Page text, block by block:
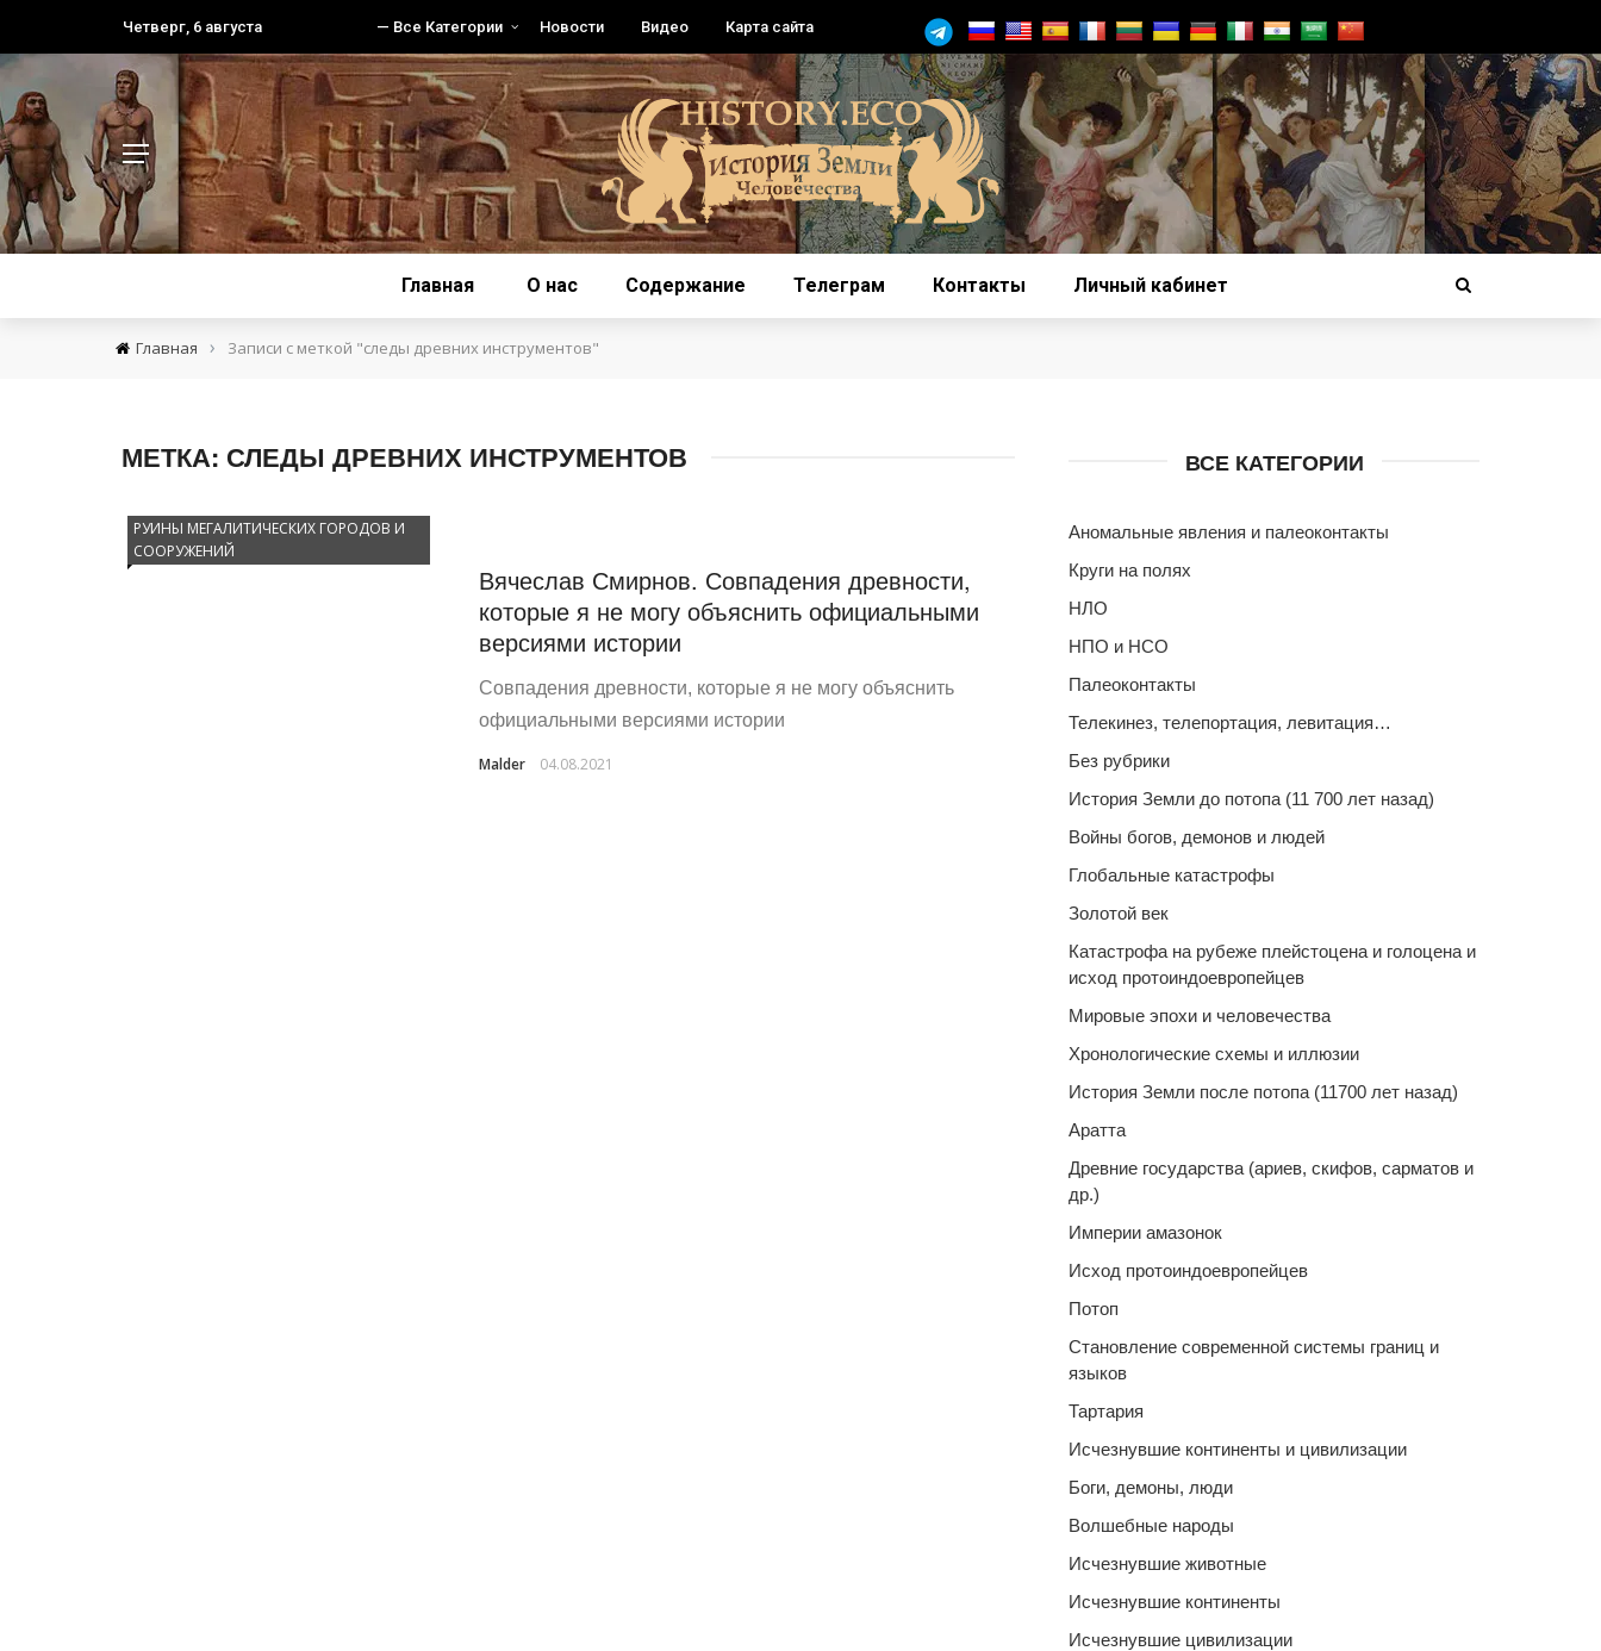
Четверг, 6 августа — Все Категории Новости Видео Карта сайта
Главная О нас Содержание Телеграм Контакты Личный кабинет
Главная › Записи с меткой "следы древних инструментов"
МЕТКА: СЛЕДЫ ДРЕВНИХ ИНСТРУМЕНТОВ
РУИНЫ МЕГАЛИТИЧЕСКИХ ГОРОДОВ И
СООРУЖЕНИЙ
Вячеслав Смирнов. Совпадения древности,
которые я не могу объяснить официальными
версиями истории
Совпадения древности, которые я не могу объяснить
официальными версиями истории
Malder 04.08.2021
ВСЕ КАТЕГОРИИ
Аномальные явления и палеоконтакты
Круги на полях
НЛО
НПО и НСО
Палеоконтакты
Телекинез, телепортация, левитация…
Без рубрики
История Земли до потопа (11 700 лет назад)
Войны богов, демонов и людей
Глобальные катастрофы
Золотой век
Катастрофа на рубеже плейстоцена и голоцена и
исход протоиндоевропейцев
Мировые эпохи и человечества
Хронологические схемы и иллюзии
История Земли после потопа (11700 лет назад)
Аратта
Древние государства (ариев, скифов, сарматов и
др.)
Империи амазонок
Исход протоиндоевропейцев
Потоп
Становление современной системы границ и
языков
Тартария
Исчезнувшие континенты и цивилизации
Боги, демоны, люди
Волшебные народы
Исчезнувшие животные
Исчезнувшие континенты
Исчезнувшие цивилизации